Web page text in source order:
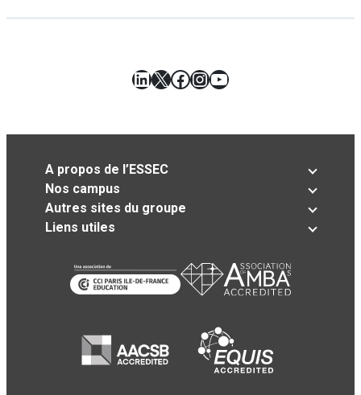
LinkedIn
X Facebook
Instagram
YouTube
A propos de l’ESSEC
Nos campus
Autres sites du groupe
Liens utiles